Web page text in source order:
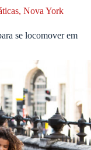
, Nova York
se locomover em